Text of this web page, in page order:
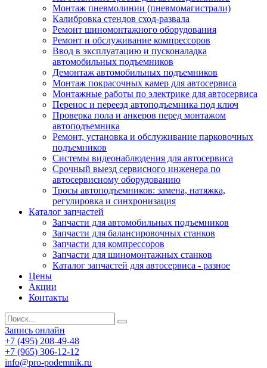
Монтаж пневмолинии (пневмомагистрали)
Калибровка стендов сход-развала
Ремонт шиномонтажного оборудования
Ремонт и обслуживание компрессоров
Ввод в эксплуатацию и пусконаладка
автомобильных подъемников
Демонтаж автомобильных подъемников
Монтаж покрасочных камер для автосервиса
Монтажные работы по электрике для автосервиса
Перенос и переезд автоподъемника под ключ
Проверка пола и анкеров перед монтажом
автоподъемника
Ремонт, установка и обслуживание парковочных
подъемников
Системы видеонаблюдения для автосервиса
Срочный выезд сервисного инженера по
автосервисному оборудованию
Тросы автоподъемников: замена, натяжка,
регулировка и синхронизация
Каталог запчастей
Запчасти для автомобильных подъемников
Запчасти для балансировочных станков
Запчасти для компрессоров
Запчасти для шиномонтажных станков
Каталог запчастей для автосервиса - разное
Цены
Акции
Контакты
Запись онлайн
+7 (495) 208-49-48
+7 (965) 306-12-12
info@pro-podemnik.ru